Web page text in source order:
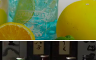
KICHIRIのドリンクは